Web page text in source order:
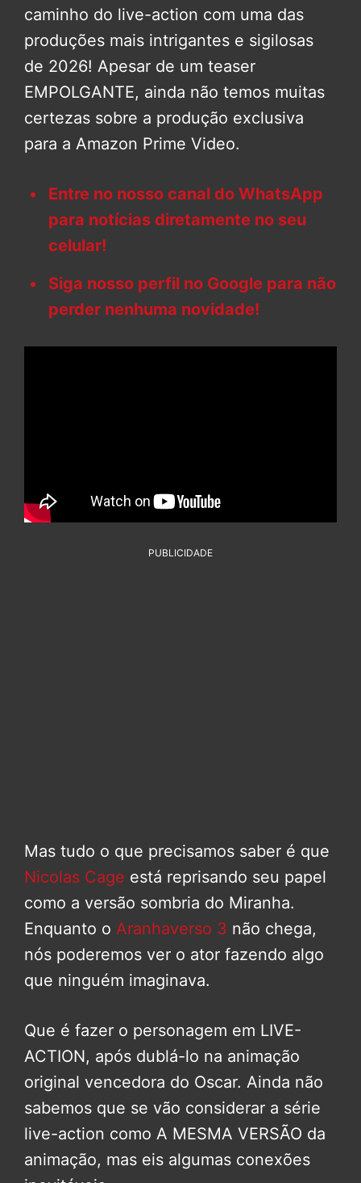
caminho do live-action com uma das
produções mais intrigantes e sigilosas
de 2026! Apesar de um teaser
EMPOLGANTE, ainda não temos muitas
certezas sobre a produção exclusiva
para a Amazon Prime Video.
Entre no nosso canal do WhatsApp
para notícias diretamente no seu
celular!
Siga nosso perfil no Google para não
perder nenhuma novidade!
PUBLICIDADE
Mas tudo o que precisamos saber é que
Nicolas Cage está reprisando seu papel
como a versão sombria do Miranha.
Enquanto o Aranhaverso 3 não chega,
nós poderemos ver o ator fazendo algo
que ninguém imaginava.
Que é fazer o personagem em LIVE-
ACTION, após dublá-lo na animação
original vencedora do Oscar. Ainda não
sabemos que se vão considerar a série
live-action como A MESMA VERSÃO da
animação, mas eis algumas conexões